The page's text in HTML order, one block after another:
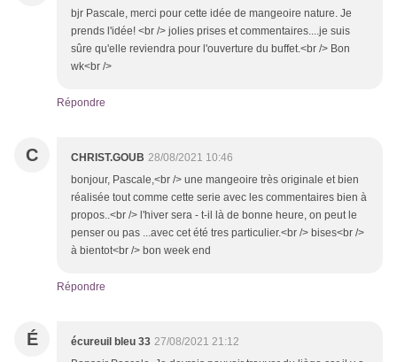
bjr Pascale, merci pour cette idée de mangeoire nature. Je
prends l'idée! <br /> jolies prises et commentaires....je suis
sûre qu'elle reviendra pour l'ouverture du buffet.<br /> Bon
wk<br />
Répondre
C CHRIST.GOUB 28/08/2021 10:46
bonjour, Pascale,<br /> une mangeoire très originale et bien
réalisée tout comme cette serie avec les commentaires bien à
propos..<br /> l'hiver sera - t-il là de bonne heure, on peut le
penser ou pas ...avec cet été tres particulier.<br /> bises<br />
à bientot<br /> bon week end
Répondre
É écureuil bleu 33 27/08/2021 21:12